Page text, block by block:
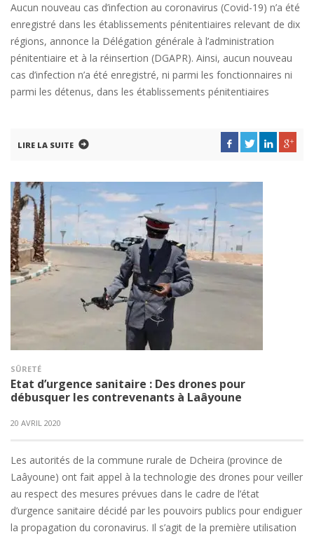
Aucun nouveau cas d’infection au coronavirus (Covid-19) n’a été
enregistré dans les établissements pénitentiaires relevant de dix
régions, annonce la Délégation générale à l’administration
pénitentiaire et à la réinsertion (DGAPR). Ainsi, aucun nouveau
cas d’infection n’a été enregistré, ni parmi les fonctionnaires ni
parmi les détenus, dans les établissements pénitentiaires
LIRE LA SUITE
SÛRETÉ
Etat d’urgence sanitaire : Des drones pour
débusquer les contrevenants à Laâyoune
20 AVRIL 2020
Les autorités de la commune rurale de Dcheira (province de
Laâyoune) ont fait appel à la technologie des drones pour veiller
au respect des mesures prévues dans le cadre de l’état
d’urgence sanitaire décidé par les pouvoirs publics pour endiguer
la propagation du coronavirus. Il s’agit de la première utilisation